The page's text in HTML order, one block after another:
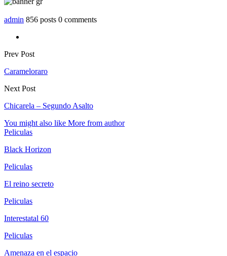
admin 856 posts 0 comments
Prev Post
Carameloraro
Next Post
Chicarela – Segundo Asalto
You might also like More from author
Peliculas
Black Horizon
Peliculas
El reino secreto
Peliculas
Interestatal 60
Peliculas
Amenaza en el espacio